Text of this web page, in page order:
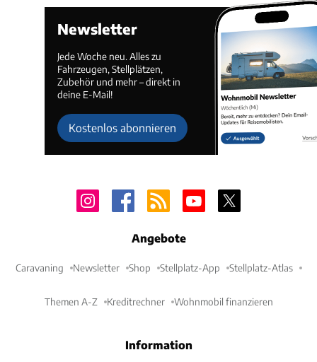
Newsletter
Jede Woche neu. Alles zu
Fahrzeugen, Stellplätzen,
Zubehör und mehr – direkt in
deine E-Mail!
Kostenlos abonnieren
Angebote
Caravaning Newsletter Shop Stellplatz-App Stellplatz-Atlas
Themen A-Z Kreditrechner Wohnmobil finanzieren
Information